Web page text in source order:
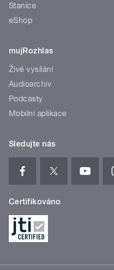
Stanice
eShop
mujRozhlas
Živé vysílání
Audioarchiv
Podcasty
Mobilní aplikace
Sledujte nás
Certifikováno